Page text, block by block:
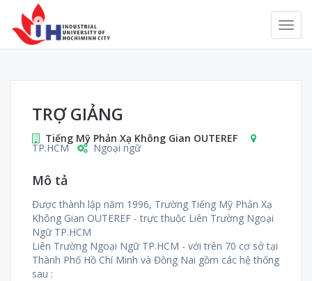
TRỢ GIẢNG
Tiếng Mỹ Phản Xạ Không Gian OUTEREF
TP.HCM Ngoại ngữ
Mô tả
Được thành lập năm 1996, Trường Tiếng Mỹ Phản Xạ
Không Gian OUTEREF - trực thuộc Liên Trường Ngoại
Ngữ TP.HCM
Liên Trường Ngoại Ngữ TP.HCM - với trên 70 cơ sở tại
Thành Phố Hồ Chí Minh và Đồng Nai gồm các hệ thống
sau :